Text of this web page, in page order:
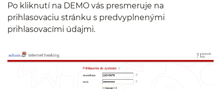
Po kliknutí na DEMO vás presmeruje na
prihlasovaciu stránku s predvyplnenými
prihlasovacími údajmi.